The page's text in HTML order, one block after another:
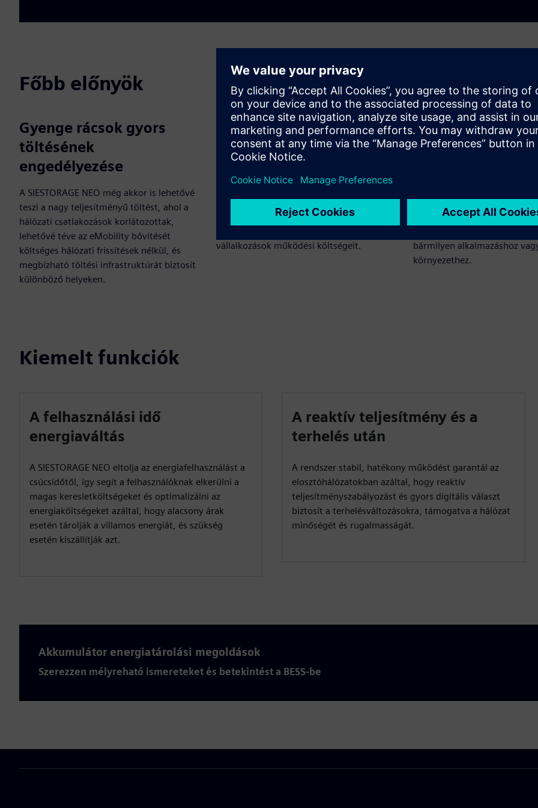
Főbb előnyök
Gyenge rácsok gyors
töltésének
engedélyezése
A SIESTORAGE NEO még akkor is lehetővé
teszi a nagy teljesítményű töltést, ahol a
hálózati csatlakozások korlátozottak,
lehetővé téve az eMobility bővítését
költséges hálózati frissítések nélkül, és
megbízható töltési infrastruktúrát biztosít
különböző helyeken.
Intelligens és hatékony
terheléskezelés
A rendszer egyensúlyba hozza a termelést
és a fogyasztást, tárolja a saját termelésű
energiát és kezeli a csúcsterheléseket,
optimalizálva az energiafelhasználást és
vállalkozások működési költségeit.
Moduláris,
és robusztus
hatásokkal szemben, és
igényekhez igazítható,
bármilyen alkalmazáshoz
környezethez.
Kiemelt funkciók
A felhasználási idő
energiaváltás
A SIESTORAGE NEO eltolja az energiafelhasználást a
csúcsidőtől, így segít a felhasználóknak elkerülni a
magas keresletköltségeket és optimalizálni az
energiaköltségeket azáltal, hogy alacsony árak
esetén tárolják a villamos energiát, és szükség
esetén kiszállítják azt.
A reaktív teljesítmény és a
terhelés után
A rendszer stabil, hatékony működést garantál az
elosztóhálózatokban azáltal, hogy reaktív
teljesítményszabályozást és gyors digitális választ
biztosít a terhelésváltozásokra, támogatva a hálózat
minőségét és rugalmasságát.
Akkumulátor energiatárolási megoldások
Szerezzen mélyreható ismereteket és betekintést a BESS-be